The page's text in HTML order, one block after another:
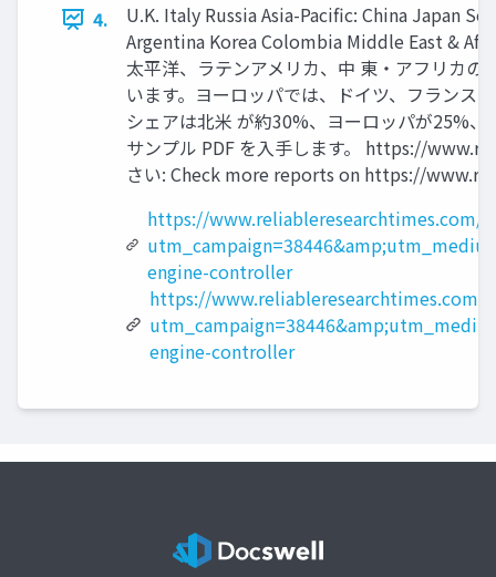
4.
U.K. Italy Russia Asia-Pacific: China Japan
Argentina Korea Colombia Middle East &
太平洋、ラテンアメリカ、中 東・アフリカ
います。ヨーロッパでは、ドイツ、フランス
シェアは北米 が約30%、ヨーロッパが25%
サンプル PDF を入手します。 https://
さい: Check more reports on https://
https://www.reliableresearchtimes.com/
engine-controller
https://www.reliableresearchtimes.com/?
engine-controller